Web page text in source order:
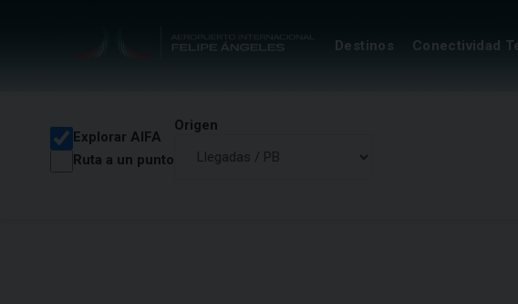
Destinos Conectividad
Explorar AIFA
Ruta a un punto
Origen